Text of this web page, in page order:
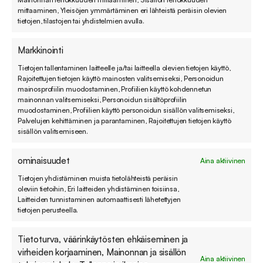
mittaaminen, Yleisöjen ymmärtäminen eri lähteistä peräisin olevien
tietojen, tilastojen tai yhdistelmien avulla.
Markkinointi
Tietojen tallentaminen laitteelle ja/tai laitteella olevien tietojen käyttö,
Rajoitettujen tietojen käyttö mainosten valitsemiseksi, Personoidun
mainosprofiilin muodostaminen, Profiilien käyttö kohdennetun
mainonnan valitsemiseksi, Personoidun sisältöprofiilin
muodostaminen, Profiilien käyttö personoidun sisällön valitsemiseksi,
Palvelujen kehittäminen ja parantaminen, Rajoitettujen tietojen käyttö
sisällön valitsemiseen.
ominaisuudet
Aina aktiivinen
Tietojen yhdistäminen muista tietolähteistä peräisin
oleviin tietoihin, Eri laitteiden yhdistäminen toisiinsa,
Laitteiden tunnistaminen automaattisesti lähetettyjen
tietojen perusteella.
Tietoturva, väärinkäytösten ehkäiseminen ja
virheiden korjaaminen, Mainonnan ja sisällön
Aina aktiivinen
“Tuntuu vaikealta kuvitella, että vaihdettaisi
toiseen, koska Zendeskillä pystymme tukemaan
asiakaspalvelijoita parhaalla mahdollisella tavalla.”,
Merisaaren mukaan Zendeskin vahvuus piilee
siinä, miten kokonaisvaltaisesti se lähestyy
asiakaspalvelijan työtä eikä vain korvaa vanhoja
“Zendeskissä asiakaspalvelija on keskiössä. Se ei